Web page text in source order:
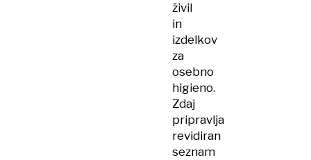
živil
in
izdelkov
za
osebno
higieno.
Zdaj
pripravlja
revidiran
seznam